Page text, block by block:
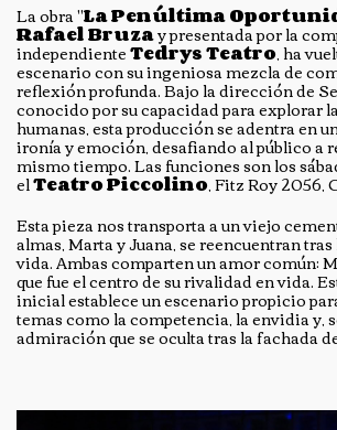
La obra "La Penúltima
Rafael Bruzay presentada por la
independienteTedrys Teatro, ha
escenario con su ingeniosa mezcla de
reflexión profunda. Bajo la dirección de
conocido por su capacidad para explorar
humanas, esta producción se adentra en
ironía y emoción, desafiando al público a
mismo tiempo. Las funciones son los
elTeatro Piccolino, Fitz Roy 2056,
Esta pieza nos transporta a un viejo
almas, Marta y Juana, se reencuentran
vida. Ambas comparten un amor común:
que fue el centro de su rivalidad en vida.
inicial establece un escenario propicio
temas como la competencia, la envidia y,
admiración que se oculta tras la fachada